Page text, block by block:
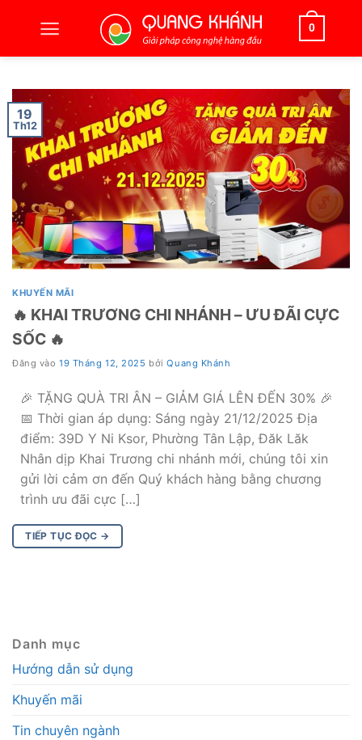
0
19
Th12
KHUYẾN MÃI
🔥 KHAI TRƯƠNG CHI NHÁNH – ƯU ĐÃI CỰC
SỐC 🔥
Đăng vào19 Tháng 12, 2025 bởiQuang Khánh
🎉 TẶNG QUÀ TRI ÂN – GIẢM GIÁ LÊN ĐẾN 30% 🎉
📅 Thời gian áp dụng: Sáng ngày 21/12/2025 Địa
điểm: 39D Y Ni Ksor, Phường Tân Lập, Đăk Lăk
Nhân dịp Khai Trương chi nhánh mới, chúng tôi xin
gửi lời cảm ơn đến Quý khách hàng bằng chương
trình ưu đãi cực […]
TIẾP TỤC ĐỌC →
Danh mục
Hướng dẫn sử dụng
Khuyến mãi
Tin chuyên ngành